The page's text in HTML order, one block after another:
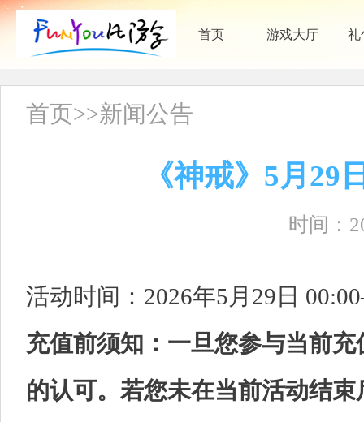
首页 游戏大厅 礼
首页>>新闻公告
《神戒》5月29
时间：
活动时间：2026年5月29日
充值前须知：一旦您参与当前
的认可。若您未在当前活动结